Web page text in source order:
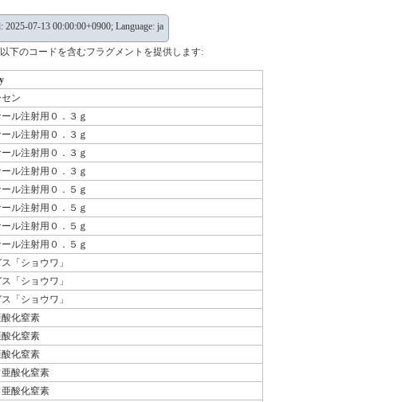
2025-07-13 00:00:00+0900; Language: ja
下のコードを含むフラグメントを提供します:
ン
ル注射用０．３ｇ
ル注射用０．３ｇ
ル注射用０．３ｇ
ル注射用０．３ｇ
ル注射用０．５ｇ
ル注射用０．５ｇ
ル注射用０．５ｇ
ル注射用０．５ｇ
「ショウワ」
「ショウワ」
「ショウワ」
化窒素
化窒素
化窒素
酸化窒素
酸化窒素